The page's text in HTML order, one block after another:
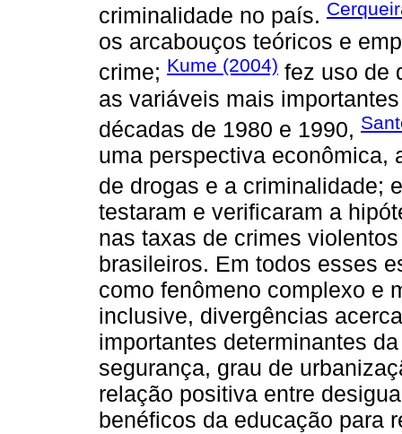
criminalidade no país.
os arcabouços teóricos e
crime; Kume (2004) fez uso de
as variáveis mais
décadas de 1980 e 1990,
uma perspectiva econômica,
de drogas e a criminalidade;
testaram e verificaram a
nas taxas de crimes
brasileiros. Em todos esses
como fenômeno complexo e
inclusive, divergências
importantes determinantes
segurança, grau de
relação positiva entre
benéficos da educação para